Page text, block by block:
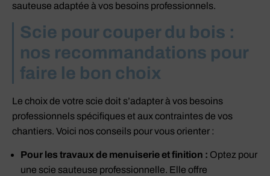
sauteuse adaptée à vos besoins professionnels.
Scie pour couper du bois :
nos recommandations pour
faire le bon choix
Le choix de votre scie doit s’adapter à vos besoins
professionnels spécifiques et aux contraintes de vos
chantiers. Voici nos conseils pour vous orienter :
Pour les travaux de menuiserie et finition : Optez pour
une scie sauteuse professionnelle. Elle offre